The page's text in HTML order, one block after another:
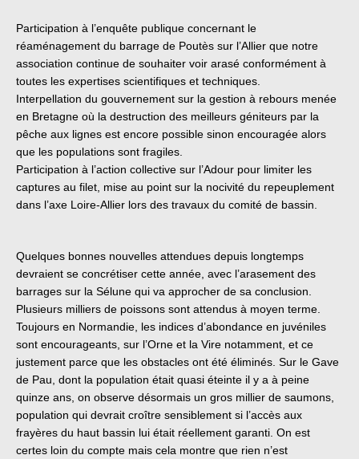
Participation à l’enquête publique concernant le
réaménagement du barrage de Poutès sur l’Allier que notre
association continue de souhaiter voir arasé conformément à
toutes les expertises scientifiques et techniques.
Interpellation du gouvernement sur la gestion à rebours menée
en Bretagne où la destruction des meilleurs géniteurs par la
pêche aux lignes est encore possible sinon encouragée alors
que les populations sont fragiles.
Participation à l’action collective sur l’Adour pour limiter les
captures au filet, mise au point sur la nocivité du repeuplement
dans l’axe Loire-Allier lors des travaux du comité de bassin.
Quelques bonnes nouvelles attendues depuis longtemps
devraient se concrétiser cette année, avec l’arasement des
barrages sur la Sélune qui va approcher de sa conclusion.
Plusieurs milliers de poissons sont attendus à moyen terme.
Toujours en Normandie, les indices d’abondance en juvéniles
sont encourageants, sur l’Orne et la Vire notamment, et ce
justement parce que les obstacles ont été éliminés. Sur le Gave
de Pau, dont la population était quasi éteinte il y a à peine
quinze ans, on observe désormais un gros millier de saumons,
population qui devrait croître sensiblement si l’accès aux
frayères du haut bassin lui était réellement garanti. On est
certes loin du compte mais cela montre que rien n’est